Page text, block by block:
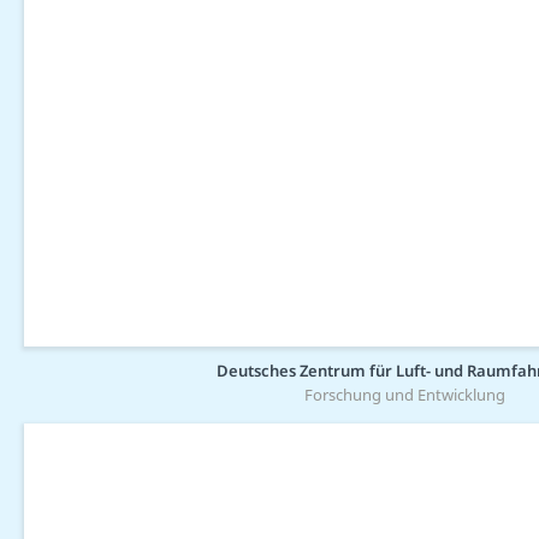
Deutsches Zentrum für Luft- und
Forschung und Entwicklung